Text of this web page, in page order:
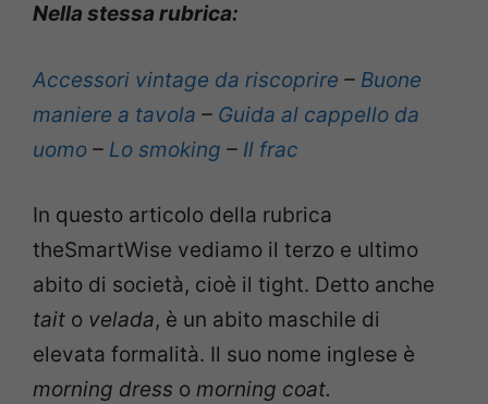
Nella stessa rubrica:
Accessori vintage da riscoprire – Buone
maniere a tavola – Guida al cappello da
uomo – Lo smoking – Il frac
In questo articolo della rubrica
theSmartWise vediamo il terzo e ultimo
abito di società, cioè il tight. Detto anche
tait o velada, è un abito maschile di
elevata formalità. Il suo nome inglese è
morning dress o morning coat.